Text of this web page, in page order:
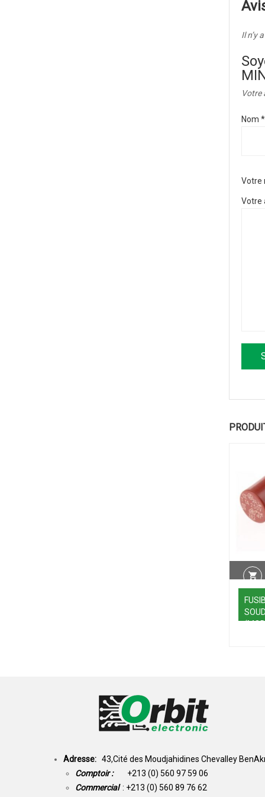
Il n’y
Votre
Nom *
Votre
Votre
Adresse: 43,Cité des Moudjahidines Chevalley
Comptoir : +213 (0) 560 97 59 06
Commercial : +213 (0) 560 89 76 62